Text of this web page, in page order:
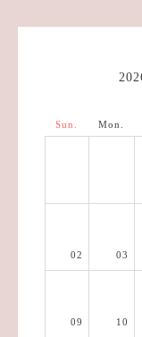
Sun. Mon.
02 03
09 10